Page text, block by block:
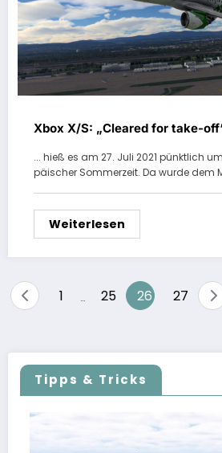
Xbox X/S: „Cleared for take-
... hieß es am 27. Juli 2021 pünktlich
päischer Sommerzeit. Da wurde dem
Weiterlesen
Seitennummerierung
Beiträge
1 25 26 27
Tipps & Tricks